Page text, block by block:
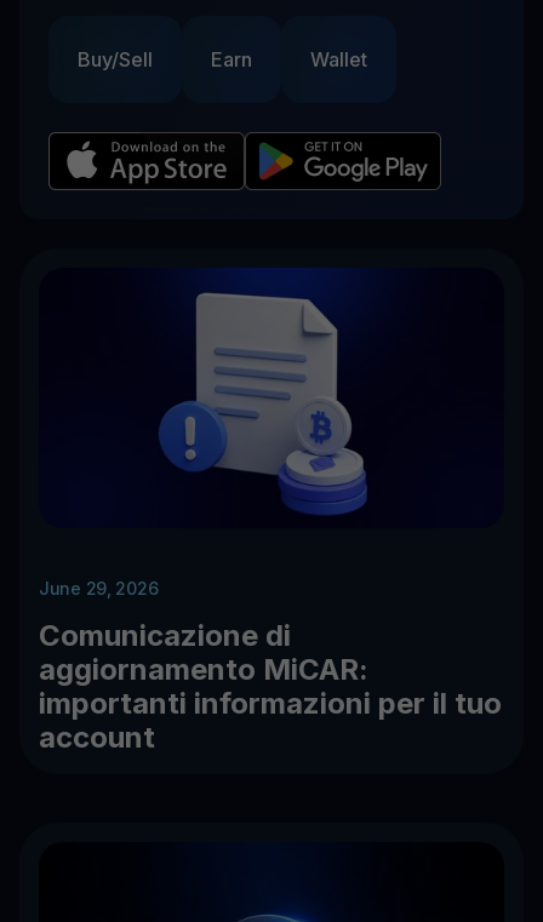
Buy/Sell Earn Wallet
June 29, 2026
Comunicazione di
aggiornamento MiCAR:
importanti informazioni per il tuo
account